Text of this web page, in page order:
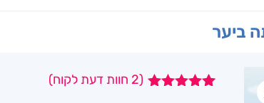
ביער
(
2 חוות דעת לקוח)